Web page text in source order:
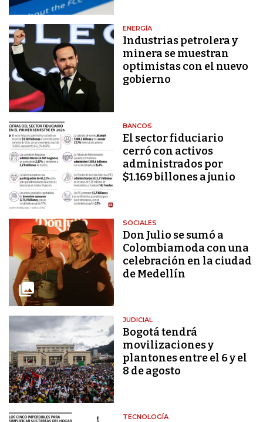
ENERGÍA
Industrias petrolera y
minera se muestran
optimistas con el nuevo
gobierno
BANCOS
El sector fiduciario
cerró con activos
administrados por
$1.169 billones a junio
SOCIALES
Don Julio se sumó a
Colombiamoda con una
celebración en la ciudad
de Medellín
JUDICIAL
Bogotá tendrá
movilizaciones y
plantones entre el 6 y el
8 de agosto
TECNOLOGÍA